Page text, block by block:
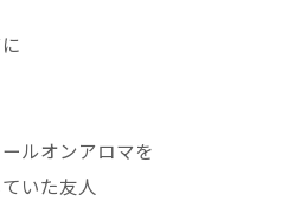
ルオンアロマを
いた友人